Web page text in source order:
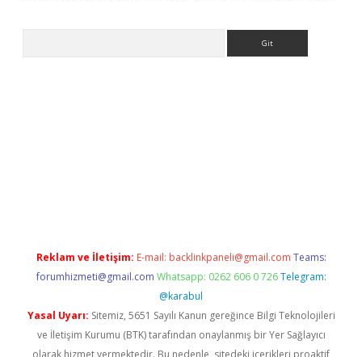
Reklam ve İletişim: E-mail: backlinkpaneli@gmail.com Teams:
forumhizmeti@gmail.com Whatsapp: 0262 606 0 726 Telegram:
@karabul
Yasal Uyarı: Sitemiz, 5651 Sayılı Kanun gereğince Bilgi Teknolojileri
ve İletişim Kurumu (BTK) tarafından onaylanmış bir Yer Sağlayıcı
olarak hizmet vermektedir. Bu nedenle, sitedeki içerikleri proaktif